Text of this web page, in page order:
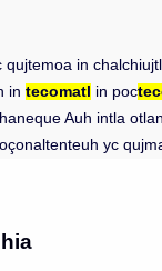
in
intecomatl in poc
Auh intla
yc